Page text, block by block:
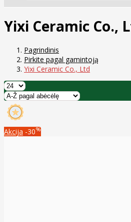
Yixi Ceramic Co.,
Pagrindinis
Pirkite pagal gamintoją
Yixi Ceramic Co., Ltd
Akcija -30%